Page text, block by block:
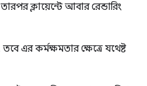
ক্লায়েন্টে আবার রেন্ডারিং
এর কর্মক্ষমতার ক্ষেত্রে যথেষ্ট